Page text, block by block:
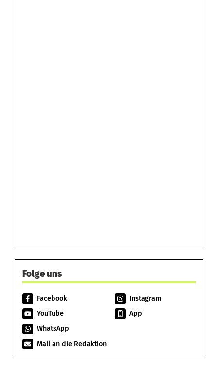
Folge uns
Facebook
Instagram
YouTube
App
WhatsApp
Mail an die Redaktion